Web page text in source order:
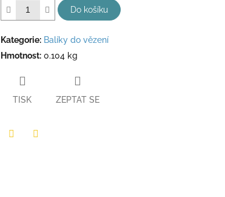
Do košíku
Kategorie: Balíky do vězení
Hmotnost: 0.104 kg
TISK ZEPTAT SE